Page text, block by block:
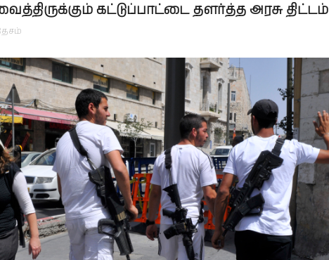
கட்டுப்பாட்டை தளர்த்த அரசு திட்டம்